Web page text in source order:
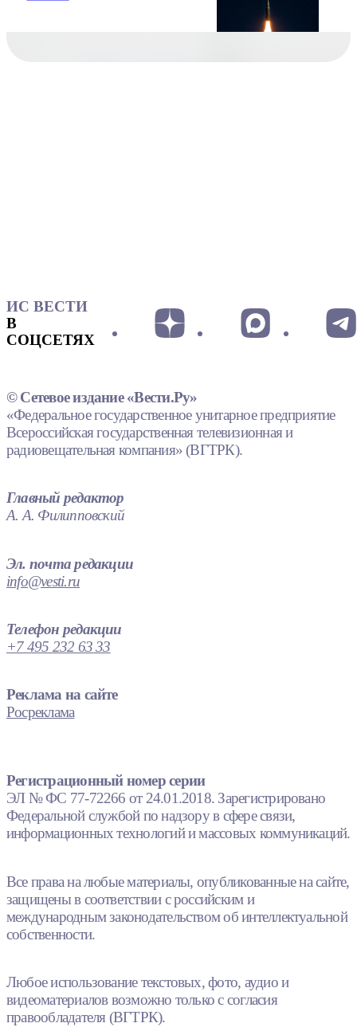
ИС ВЕСТИ
В
СОЦСЕТЯХ
© Сетевое издание «Вести.Ру»
«Федеральное государственное унитарное предприятие
Всероссийская государственная телевизионная и
радиовещательная компания» (ВГТРК).
Главный редактор
А. А. Филипповский
Эл. почта редакции
info@vesti.ru
Телефон редакции
+7 495 232 63 33
Реклама на сайте
Росреклама
Регистрационный номер серии
ЭЛ № ФС 77-72266 от 24.01.2018. Зарегистрировано
Федеральной службой по надзору в сфере связи,
информационных технологий и массовых коммуникаций.
Все права на любые материалы, опубликованные на сайте,
защищены в соответствии с российским и
международным законодательством об интеллектуальной
собственности.
Любое использование текстовых, фото, аудио и
видеоматериалов возможно только с согласия
правообладателя (ВГТРК).